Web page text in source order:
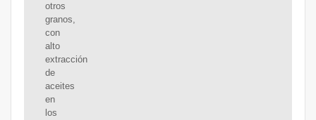
otros
granos,
con
alto
extracción
de
aceites
en
los